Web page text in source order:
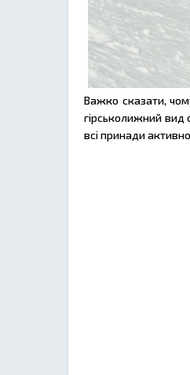
Важко сказати,
гірськолижний вид
всі принади